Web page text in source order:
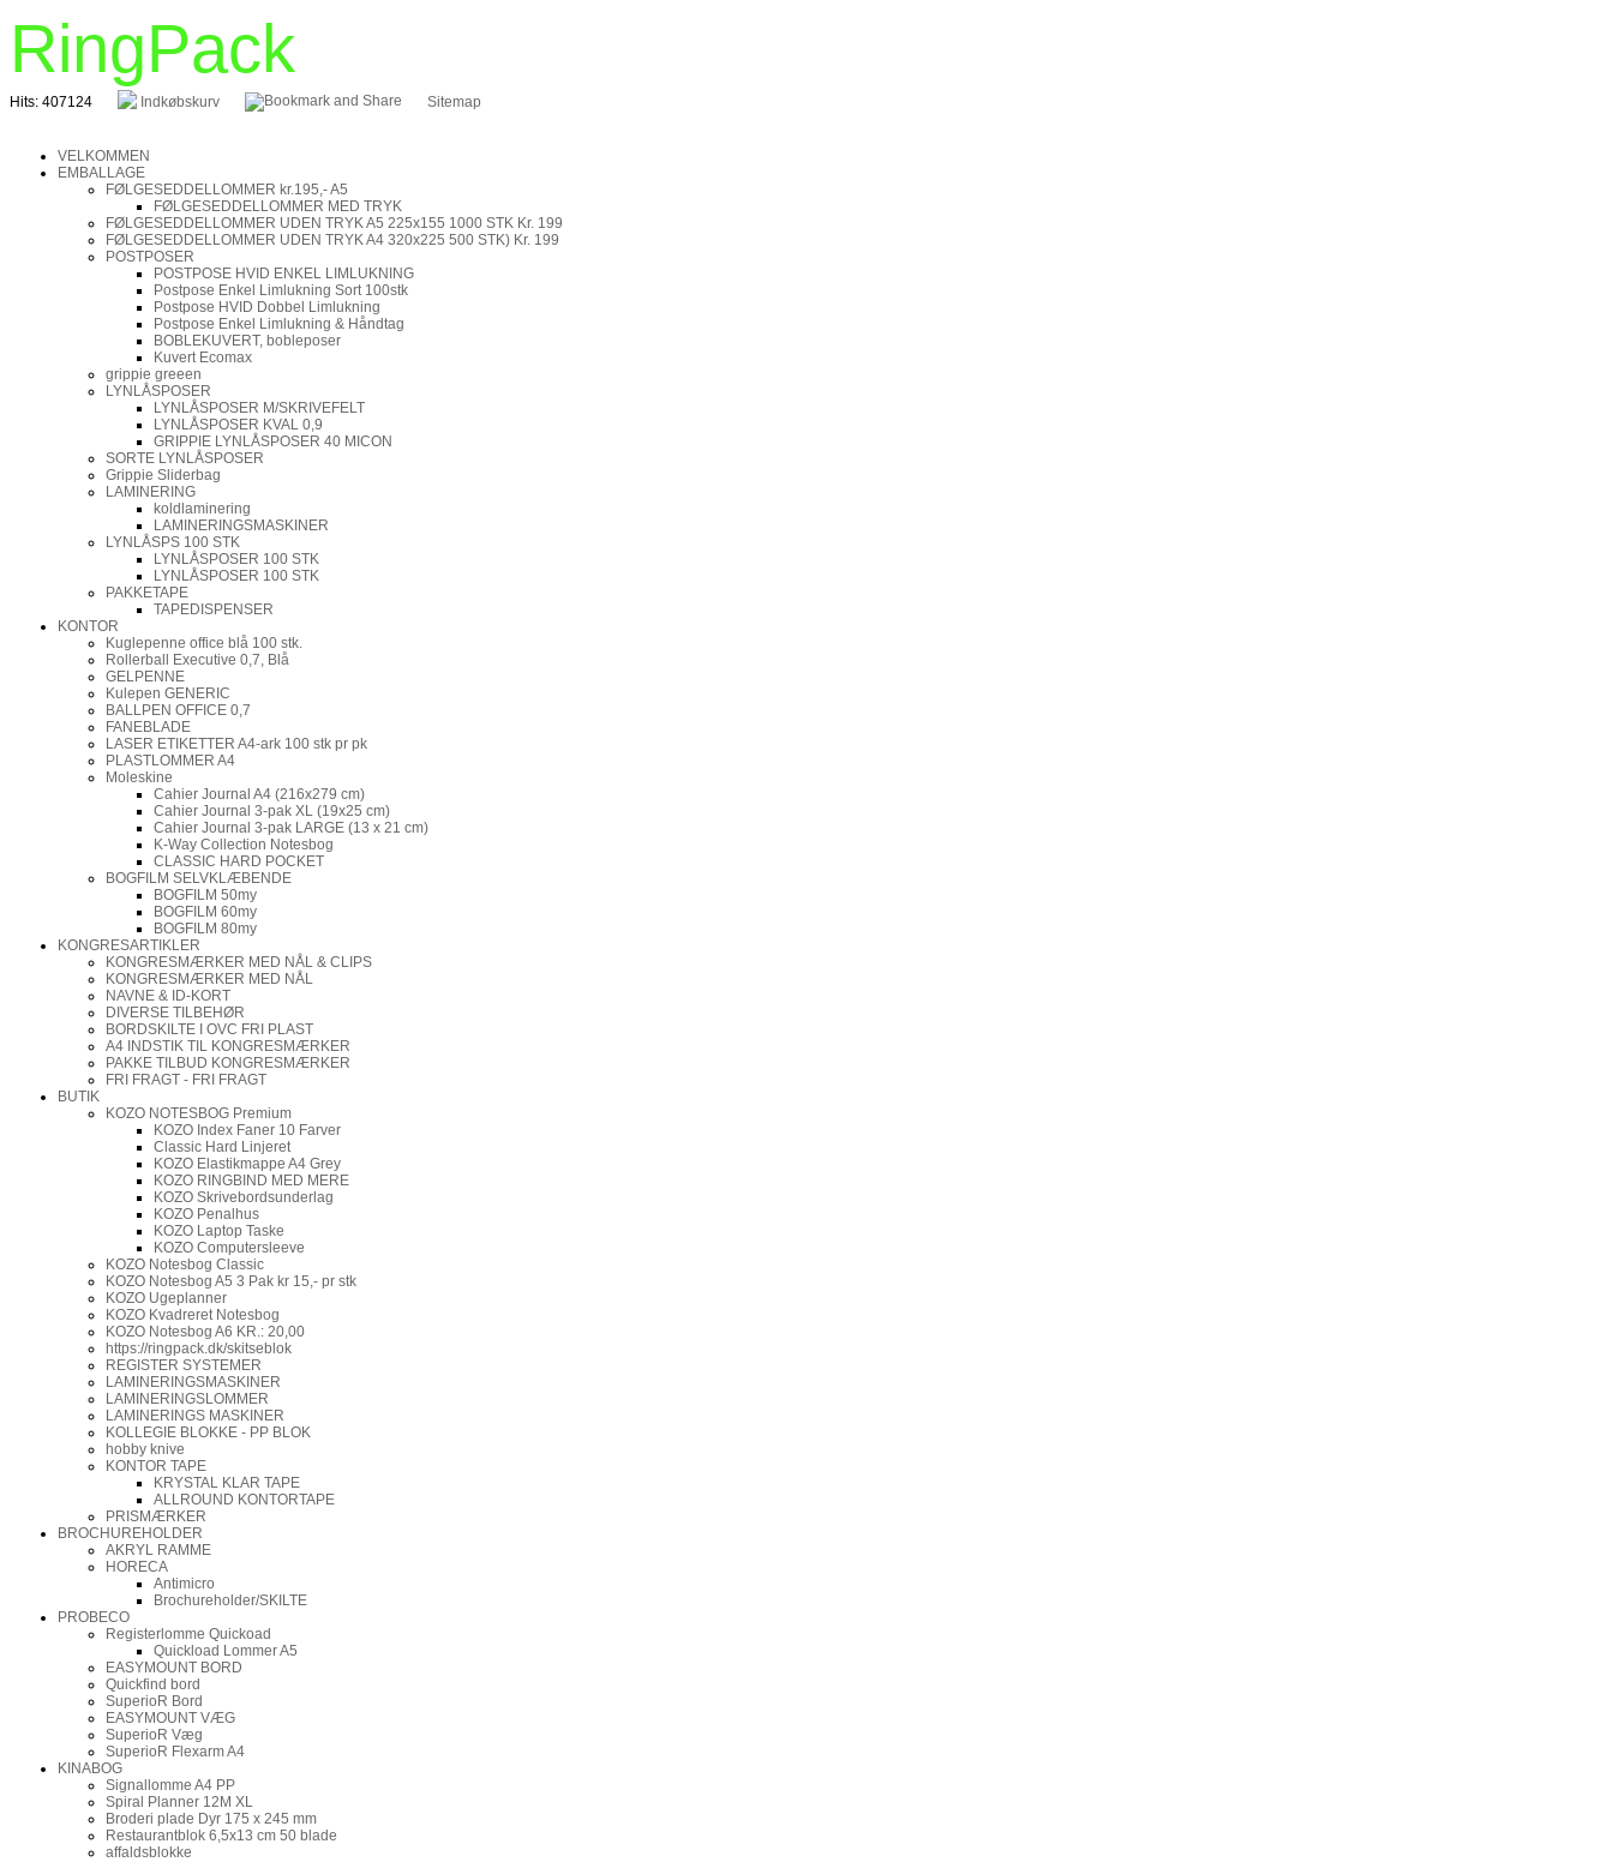
RingPack
Hits: 407124 Indkøbskurv Sitemap
VELKOMMEN
EMBALLAGE
FØLGESEDDELLOMMER kr.195,- A5
FØLGESEDDELLOMMER MED TRYK
FØLGESEDDELLOMMER UDEN TRYK A5 225x155 1000 STK Kr. 199
FØLGESEDDELLOMMER UDEN TRYK A4 320x225 500 STK) Kr. 199
POSTPOSER
POSTPOSE HVID ENKEL LIMLUKNING
Postpose Enkel Limlukning Sort 100stk
Postpose HVID Dobbel Limlukning
Postpose Enkel Limlukning & Håndtag
BOBLEKUVERT, bobleposer
Kuvert Ecomax
grippie greeen
LYNLÅSPOSER
LYNLÅSPOSER M/SKRIVEFELT
LYNLÅSPOSER KVAL 0,9
GRIPPIE LYNLÅSPOSER 40 MICON
SORTE LYNLÅSPOSER
Grippie Sliderbag
LAMINERING
koldlaminering
LAMINERINGSMASKINER
LYNLÅSPS 100 STK
LYNLÅSPOSER 100 STK
LYNLÅSPOSER 100 STK
PAKKETAPE
TAPEDISPENSER
KONTOR
Kuglepenne office blå 100 stk.
Rollerball Executive 0,7, Blå
GELPENNE
Kulepen GENERIC
BALLPEN OFFICE 0,7
FANEBLADE
LASER ETIKETTER A4-ark 100 stk pr pk
PLASTLOMMER A4
Moleskine
Cahier Journal A4 (216x279 cm)
Cahier Journal 3-pak XL (19x25 cm)
Cahier Journal 3-pak LARGE (13 x 21 cm)
K-Way Collection Notesbog
CLASSIC HARD POCKET
BOGFILM SELVKLÆBENDE
BOGFILM 50my
BOGFILM 60my
BOGFILM 80my
KONGRESARTIKLER
KONGRESMÆRKER MED NÅL & CLIPS
KONGRESMÆRKER MED NÅL
NAVNE & ID-KORT
DIVERSE TILBEHØR
BORDSKILTE I OVC FRI PLAST
A4 INDSTIK TIL KONGRESMÆRKER
PAKKE TILBUD KONGRESMÆRKER
FRI FRAGT - FRI FRAGT
BUTIK
KOZO NOTESBOG Premium
KOZO Index Faner 10 Farver
Classic Hard Linjeret
KOZO Elastikmappe A4 Grey
KOZO RINGBIND MED MERE
KOZO Skrivebordsunderlag
KOZO Penalhus
KOZO Laptop Taske
KOZO Computersleeve
KOZO Notesbog Classic
KOZO Notesbog A5 3 Pak kr 15,- pr stk
KOZO Ugeplanner
KOZO Kvadreret Notesbog
KOZO Notesbog A6 KR.: 20,00
https://ringpack.dk/skitseblok
REGISTER SYSTEMER
LAMINERINGSMASKINER
LAMINERINGSLOMMER
LAMINERINGS MASKINER
KOLLEGIE BLOKKE - PP BLOK
hobby knive
KONTOR TAPE
KRYSTAL KLAR TAPE
ALLROUND KONTORTAPE
PRISMÆRKER
BROCHUREHOLDER
AKRYL RAMME
HORECA
Antimicro
Brochureholder/SKILTE
PROBECO
Registerlomme Quickoad
Quickload Lommer A5
EASYMOUNT BORD
Quickfind bord
SuperioR Bord
EASYMOUNT VÆG
SuperioR Væg
SuperioR Flexarm A4
KINABOG
Signallomme A4 PP
Spiral Planner 12M XL
Broderi plade Dyr 175 x 245 mm
Restaurantblok 6,5x13 cm 50 blade
affaldsblokke